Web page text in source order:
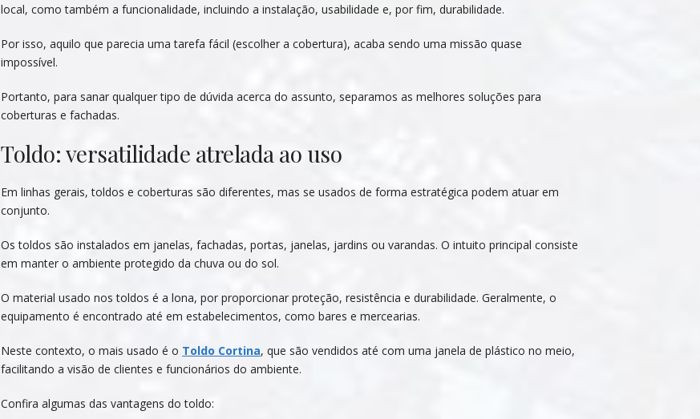
local, como também a funcionalidade, incluindo a instalação, usabilidade e, por fim, durabilidade.
Por isso, aquilo que parecia uma tarefa fácil (escolher a cobertura), acaba sendo uma missão quase
impossível.
Portanto, para sanar qualquer tipo de dúvida acerca do assunto, separamos as melhores soluções para
coberturas e fachadas.
Toldo: versatilidade atrelada ao uso
Em linhas gerais, toldos e coberturas são diferentes, mas se usados de forma estratégica podem atuar em
conjunto.
Os toldos são instalados em janelas, fachadas, portas, janelas, jardins ou varandas. O intuito principal consiste
em manter o ambiente protegido da chuva ou do sol.
O material usado nos toldos é a lona, por proporcionar proteção, resistência e durabilidade. Geralmente, o
equipamento é encontrado até em estabelecimentos, como bares e mercearias.
Neste contexto, o mais usado é o Toldo Cortina, que são vendidos até com uma janela de plástico no meio,
facilitando a visão de clientes e funcionários do ambiente.
Confira algumas das vantagens do toldo: